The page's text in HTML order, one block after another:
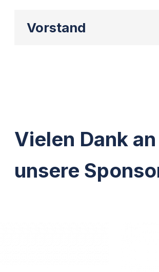
Vorstand
Vielen Dank an
unsere